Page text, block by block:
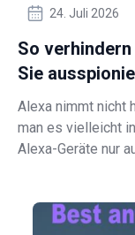
24. Juli 2026
So
Sie
Alexa nimmt nicht
man es vielleicht
Alexa-Geräte nur
gibt zudem eine